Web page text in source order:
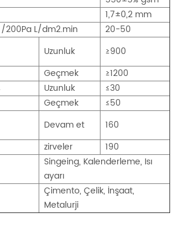
1,7±0,2 mm
200Pa L/dm2.min
20-50
Uzunluk
≥900
Geçmek
≥1200
Uzunluk
≤30
Geçmek
≤50
Devam et
160
zirveler
190
Singeing, Kalenderleme, Isı
ayarı
Çimento, Çelik, İnşaat,
Metalurji